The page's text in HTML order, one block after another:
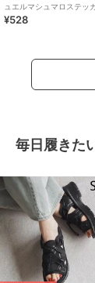
ュエルマシュマロステッ
ズ
¥528
毎日履きた